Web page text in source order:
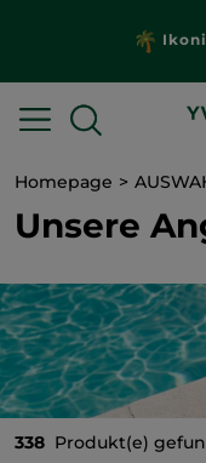
Wähle dein
Homepage
Unsere
338 Produkt(e)